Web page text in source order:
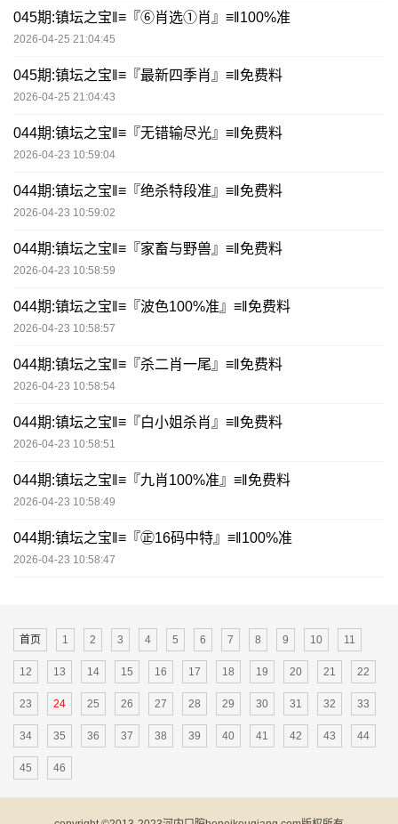
045期:镇坛之宝‖≡『⑥肖选①肖』≡‖100%准
2026-04-25 21:04:45
045期:镇坛之宝‖≡『最新四季肖』≡‖免费料
2026-04-25 21:04:43
044期:镇坛之宝‖≡『无错输尽光』≡‖免费料
2026-04-23 10:59:04
044期:镇坛之宝‖≡『绝杀特段准』≡‖免费料
2026-04-23 10:59:02
044期:镇坛之宝‖≡『家畜与野兽』≡‖免费料
2026-04-23 10:58:59
044期:镇坛之宝‖≡『波色100%准』≡‖免费料
2026-04-23 10:58:57
044期:镇坛之宝‖≡『杀二肖一尾』≡‖免费料
2026-04-23 10:58:54
044期:镇坛之宝‖≡『白小姐杀肖』≡‖免费料
2026-04-23 10:58:51
044期:镇坛之宝‖≡『九肖100%准』≡‖免费料
2026-04-23 10:58:49
044期:镇坛之宝‖≡『㊣16码中特』≡‖100%准
2026-04-23 10:58:47
首页 1 2 3 4 5 6 7 8 9 10 11
12 13 14 15 16 17 18 19 20 21 22
23 24 25 26 27 28 29 30 31 32 33
34 35 36 37 38 39 40 41 42 43 44
45 46